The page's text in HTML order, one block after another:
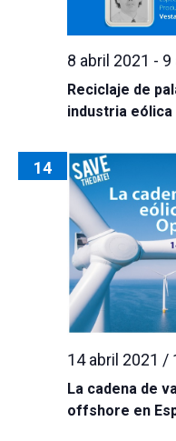
Reciclaje de
industria eólica
8 abril 2021 - 9
14
La cadena de
offshore en
14 abril 2021 /